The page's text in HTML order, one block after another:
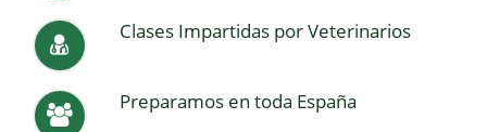
Clases Impartidas por Veterinarios
Preparamos en toda España